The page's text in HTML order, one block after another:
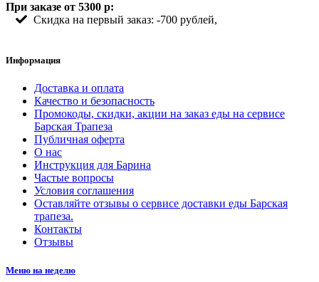
При заказе от 5300 р:
Скидка на первый заказ: -700 рублей,
Информация
Доставка и оплата
Качество и безопасность
Промокоды, скидки, акции на заказ еды на сервисе
Барская Трапеза
Публичная оферта
О нас
Инструкция для Барина
Частые вопросы
Условия соглашения
Оставляйте отзывы о сервисе доставки еды Барская
трапеза.
Контакты
Отзывы
Меню на неделю